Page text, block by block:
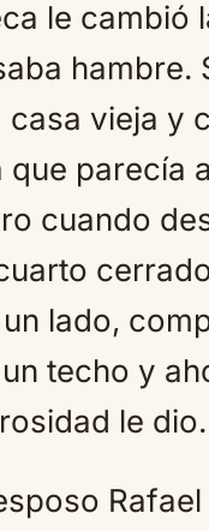
le cambió
hambre.
vieja y
que parecía
cuando
lado,
techo y
le dio.